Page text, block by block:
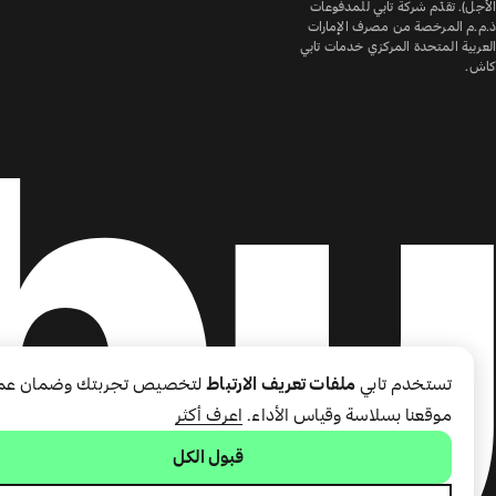
الأجل). تقدّم شركة تابي للمدفوعات
ذ.م.م المرخصة من مصرف الإمارات
العربية المتحدة المركزي خدمات تابي
كاش.
تستخدم تابي ملفات تعريف الارتباطلتخصيص تجربتك وضمان
موقعنا بسلاسة وقياس الأداء. اعرف أكثر
قبول الكل